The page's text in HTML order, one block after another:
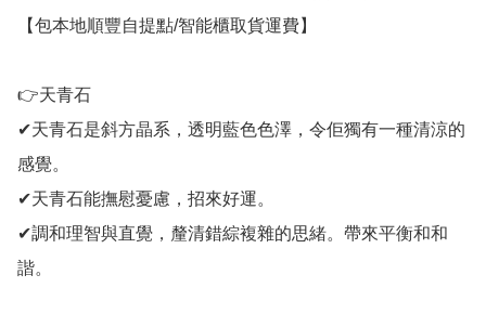
【包本地順豐自提點/智能櫃取貨運費】
👉天青石
✔天青石是斜方晶系，透明藍色色澤，令佢獨有一種清涼的
感覺。
✔天青石能撫慰憂慮，招來好運。
✔調和理智與直覺，釐清錯綜複雜的思緒。帶來平衡和和
諧。